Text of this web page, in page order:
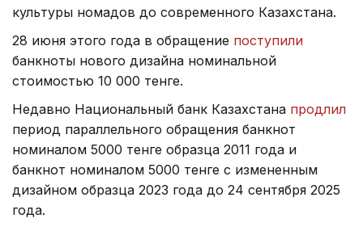
культуры номадов до современного Казахстана.
28 июня этого года в обращение поступили
банкноты нового дизайна номинальной
стоимостью 10 000 тенге.
Недавно Национальный банк Казахстана продлил
период параллельного обращения банкнот
номиналом 5000 тенге образца 2011 года и
банкнот номиналом 5000 тенге с измененным
дизайном образца 2023 года до 24 сентября 2025
года.